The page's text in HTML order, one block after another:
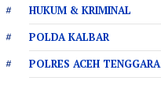
HUKUM & KRIMINAL
POLDA KALBAR
POLRES ACEH TENGGARA